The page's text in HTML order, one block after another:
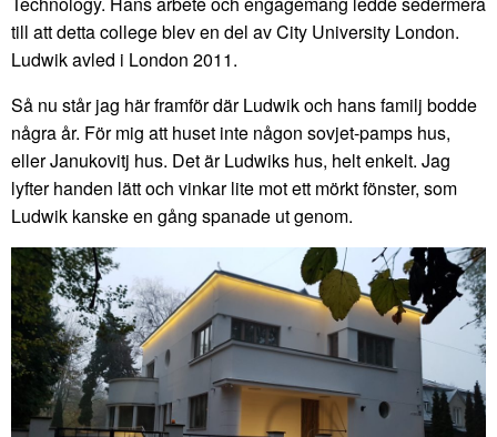
till att detta college blev en del av City University London.
Ludwik avled i London 2011.
Så nu står jag här framför där Ludwik och hans familj bodde
några år. För mig att huset inte någon sovjet-pamps hus,
eller Janukovitj hus. Det är Ludwiks hus, helt enkelt. Jag
lyfter handen lätt och vinkar lite mot ett mörkt fönster, som
Ludwik kanske en gång spanade ut genom.